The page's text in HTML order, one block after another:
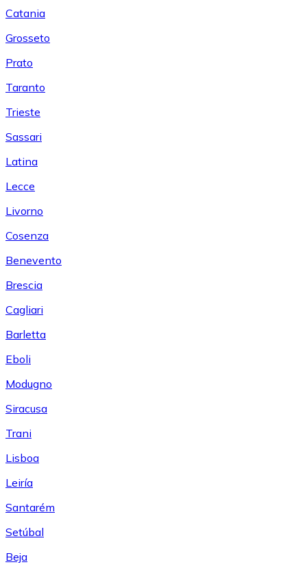
Catania
Grosseto
Prato
Taranto
Trieste
Sassari
Latina
Lecce
Livorno
Cosenza
Benevento
Brescia
Cagliari
Barletta
Eboli
Modugno
Siracusa
Trani
Lisboa
Leiría
Santarém
Setúbal
Beja